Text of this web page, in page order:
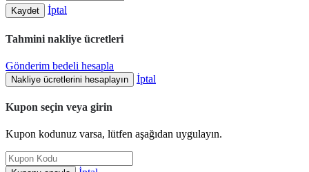
Kaydet İptal
Tahmini nakliye ücretleri
Gönderim bedeli hesapla
Nakliye ücretlerini hesaplayın İptal
Kupon seçin veya girin
Kupon kodunuz varsa, lütfen aşağıdan uygulayın.